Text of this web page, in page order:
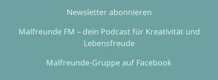
Newsletter abonnieren
Malfreunde FM – dein Podcast für Kreativität und
Lebensfreude
Malfreunde-Gruppe auf Facebook